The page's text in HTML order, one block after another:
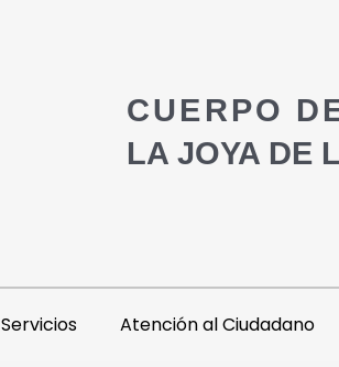
CUERPO
LA JOYA DE
Servicios Atención al Ciudadano